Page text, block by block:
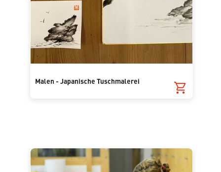
Malen - Japanische Tuschmalerei